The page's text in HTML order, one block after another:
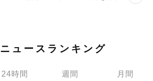
ニュースランキング
24時間 週間 月間